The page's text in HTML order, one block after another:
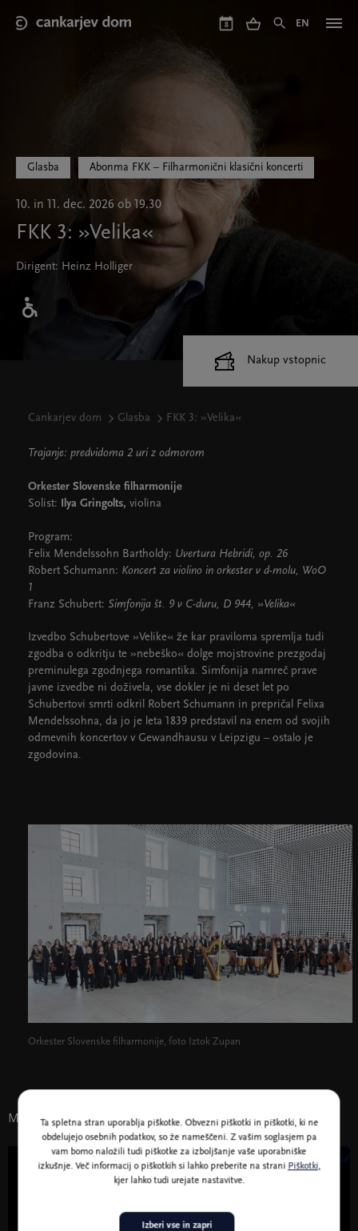
main
8 EN
Glasba Abonma FKK – Filharmonični klasični koncerti
10. in 11. dec. 2026 ob 19.30
FKK 3: »Velika«
Dirigent: Heinz Holliger
Cankarjev dom Glasba FKK 3: »Velika«
Trajanje: predvidoma 2 uri z odmorom
Orkester Slovenske filharmonije
Solist: Ilya Gringolts, violina
Program:
Felix Mendelssohn Bartholdy: Uvertura Hebridi, op. 26
Robert Schumann: Koncert za violino in orkester v d-molu, WoO
1
Franz Schubert: Simfonija št. 9 v C-duru, D 944, »Velika«
Izvedbo Schubertove »Velike« že kar praviloma spremlja tudi
zgodba o odkritju te »nebeško« dolge mojstrovine prezgodaj
preminulega zgodnjega romantika. Simfonija namreč prave
javne izvedbe ni doživela, vse dokler je ni deset let po
Schubertovi smrti odkril Robert Schumann in prepričal Felixa
Mendelssohna, da jo je leta 1839 predstavil na enem od svojih
odmevnih koncertov v Gewandhausu v Leipzigu – ostalo je
zgodovina.
Nakup vstopnic
Orkester Slovenske filharmonije, foto Iztok Zupan
Morda vas zanima tudi
8. okt. 2026 - 11. jun. 2027
Abonma FKK – Filharmonični klasični
Ta spletna stran uporablja piškotke. Obvezni piškotki in piškotki, ki ne
obdelujejo osebnih podatkov, so že nameščeni. Z vašim soglasjem pa
vam bomo naložili tudi piškotke za izboljšanje vaše uporabniške
izkušnje. Več informacij o piškotkih si lahko preberite na strani Piškotki,
kjer lahko tudi urejate nastavitve.
Izberi vse in zapri